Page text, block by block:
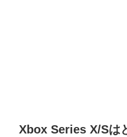
Xbox Series X/Sは